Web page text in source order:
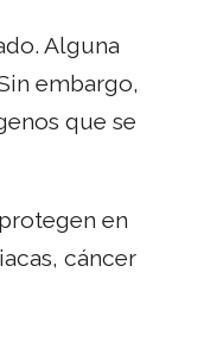
Alguna
embargo,
que se
en
cáncer